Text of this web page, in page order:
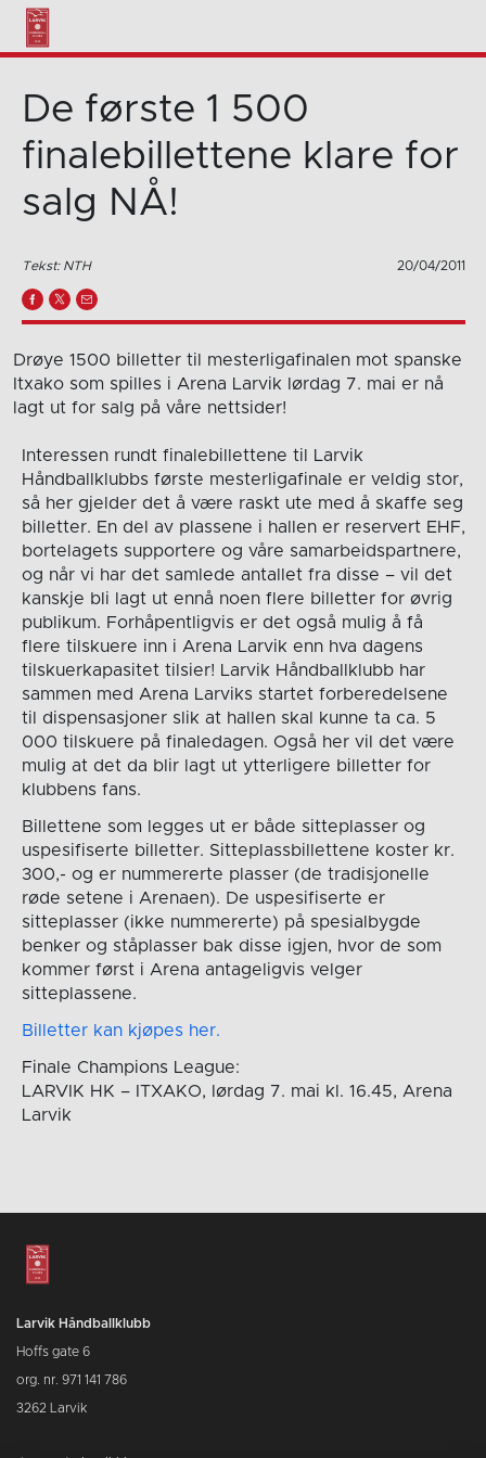
De første 1 500
finalebillettene klare for
salg NÅ!
Tekst: NTH 20/04/2011
Drøye 1500 billetter til mesterligafinalen mot spanske
Itxako som spilles i Arena Larvik lørdag 7. mai er nå
lagt ut for salg på våre nettsider!
Interessen rundt finalebillettene til Larvik
Håndballklubbs første mesterligafinale er veldig stor,
så her gjelder det å være raskt ute med å skaffe seg
billetter. En del av plassene i hallen er reservert EHF,
bortelagets supportere og våre samarbeidspartnere,
og når vi har det samlede antallet fra disse – vil det
kanskje bli lagt ut ennå noen flere billetter for øvrig
publikum. Forhåpentligvis er det også mulig å få
flere tilskuere inn i Arena Larvik enn hva dagens
tilskuerkapasitet tilsier! Larvik Håndballklubb har
sammen med Arena Larviks startet forberedelsene
til dispensasjoner slik at hallen skal kunne ta ca. 5
000 tilskuere på finaledagen. Også her vil det være
mulig at det da blir lagt ut ytterligere billetter for
klubbens fans.
Billettene som legges ut er både sitteplasser og
uspesifiserte billetter. Sitteplassbillettene koster kr.
300,- og er nummererte plasser (de tradisjonelle
røde setene i Arenaen). De uspesifiserte er
sitteplasser (ikke nummererte) på spesialbygde
benker og ståplasser bak disse igjen, hvor de som
kommer først i Arena antageligvis velger
sitteplassene.
Billetter kan kjøpes her.
Finale Champions League:
LARVIK HK – ITXAKO, lørdag 7. mai kl. 16.45, Arena
Larvik
Larvik Håndballklubb
Hoffs gate 6
org. nr. 971 141 786
3262 Larvik